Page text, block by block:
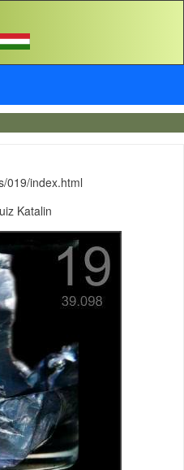
019/index.html
Katalin